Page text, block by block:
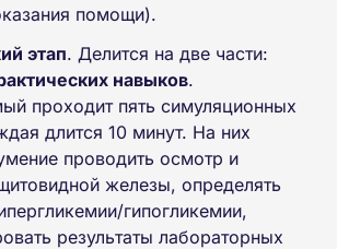
помощи).
этап. Делится на две части:
навыков.
проходит пять симуляционных
длится 10 минут. На них
проводить осмотр и
железы, определять
гипогликемии,
результаты лабораторных